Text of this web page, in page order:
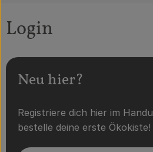
Wir empfehlen
Login
Neu hier?
Registriere dich hier im
bestelle deine erste Ökokiste!